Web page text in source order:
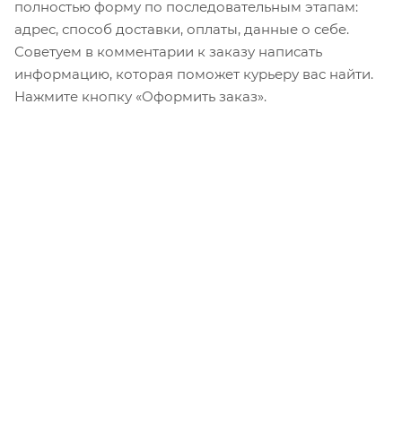
полностью форму по последовательным этапам:
адрес, способ доставки, оплаты, данные о себе.
Советуем в комментарии к заказу написать
информацию, которая поможет курьеру вас найти.
Нажмите кнопку «Оформить заказ».